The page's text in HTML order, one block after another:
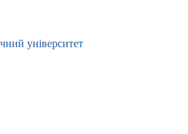
університет